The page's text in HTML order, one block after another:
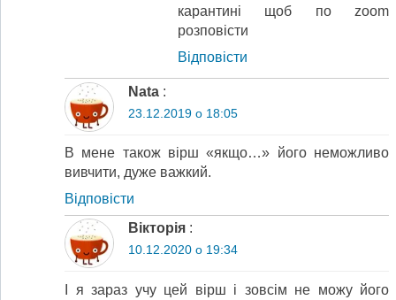
карантині щоб по zoom
розповісти
Відповіcти
Nata :
23.12.2019 о 18:05
В мене також вірш «якщо…» його неможливо
вивчити, дуже важкий.
Відповіcти
Вікторія :
10.12.2020 о 19:34
І я зараз учу цей вірш і зовсім не можу його